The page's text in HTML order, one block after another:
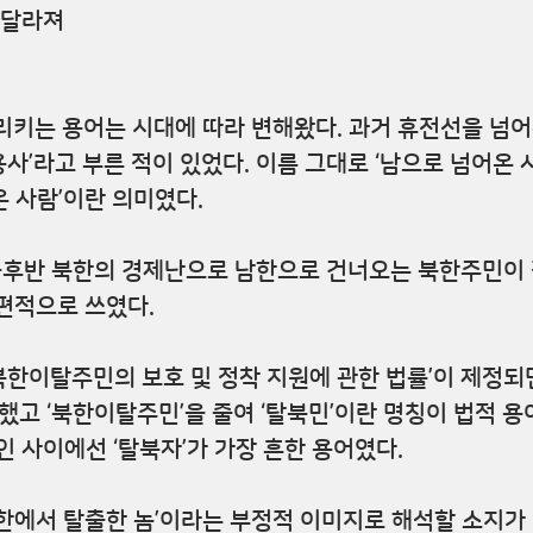
라져
키는 용어는 시대에 따라 변해왔다. 과거 휴전선을 넘
사’라고 부른 적이 있었다. 이름 그대로 ‘남으로 넘어온
사람’이란 의미였다.
반 북한의 경제난으로 남한으로 건너오는 북한주민이
적으로 쓰였다.
이탈주민의 보호 및 정착 지원에 관한 법률’이 제정되
고 ‘북한이탈주민’을 줄여 ‘탈북민’이란 명칭이 법적
사이에선 ‘탈북자’가 가장 흔한 용어였다.
에서 탈출한 놈’이라는 부정적 이미지로 해석할 소지